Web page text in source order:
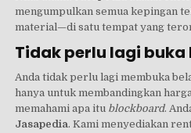
mengumpulkan semua kepingan
material—di satu tempat yang
Tidak perlu lagi
Anda tidak perlu lagi membuka
hanya untuk membandingkan
memahami apa itu blockboard.
Jasapedia. Kami menyediakan